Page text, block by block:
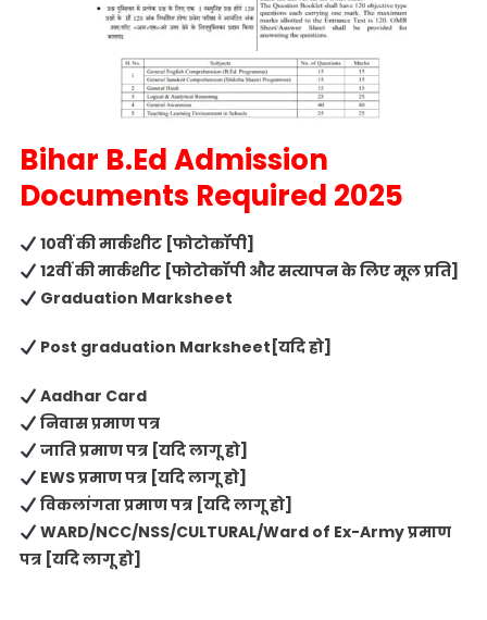
Bihar B.Ed Admission
Documents Required 2025
10वीं की मार्कशीट [फोटोकॉपी]
12वीं की मार्कशीट [फोटोकॉपी और सत्यापन के लिए मूल प्रति]
Graduation Marksheet
Post graduation Marksheet[यदि हो]
Aadhar Card
निवास प्रमाण पत्र
जाति प्रमाण पत्र [यदि लागू हो]
EWS प्रमाण पत्र [यदि लागू हो]
विकलांगता प्रमाण पत्र [यदि लागू हो]
WARD/NCC/NSS/CULTURAL/Ward of Ex-Army प्रमाण
पत्र [यदि लागू हो]